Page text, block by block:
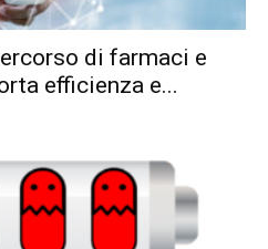
di farmaci e
efficienza e...